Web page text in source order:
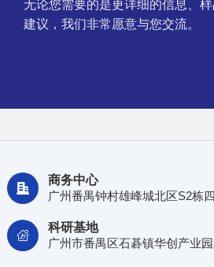
无论您需要的是更详细的信息、
建议，我们非常愿意与您交流。

商务中心
广州番禺钟村雄峰城北区S2栋

科研基地
广州市番禺区石碁镇华创产业